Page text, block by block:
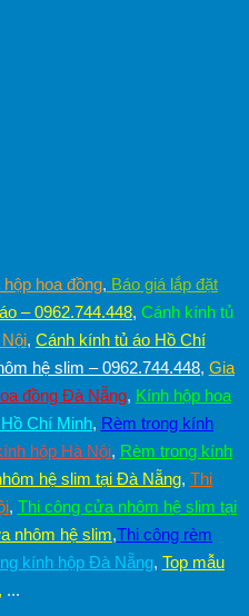
hoa đồng, Báo giá lắp đặt
– 0962.744.448, Cánh kính tủ
, Cánh kính tủ áo Hồ Chí
hệ slim – 0962.744.448, Gia
đồng Đà Nẵng, Kính hộp hoa
Chí Minh, Rèm trong kính
hộp Hà Nội, Rèm trong kính
hệ slim tại Đà Nẵng, Thi
, Thi công cửa nhôm hệ slim tại
nhôm hệ slim,Thi công rèm
kính hộp Đà Nẵng, Top mẫu
...